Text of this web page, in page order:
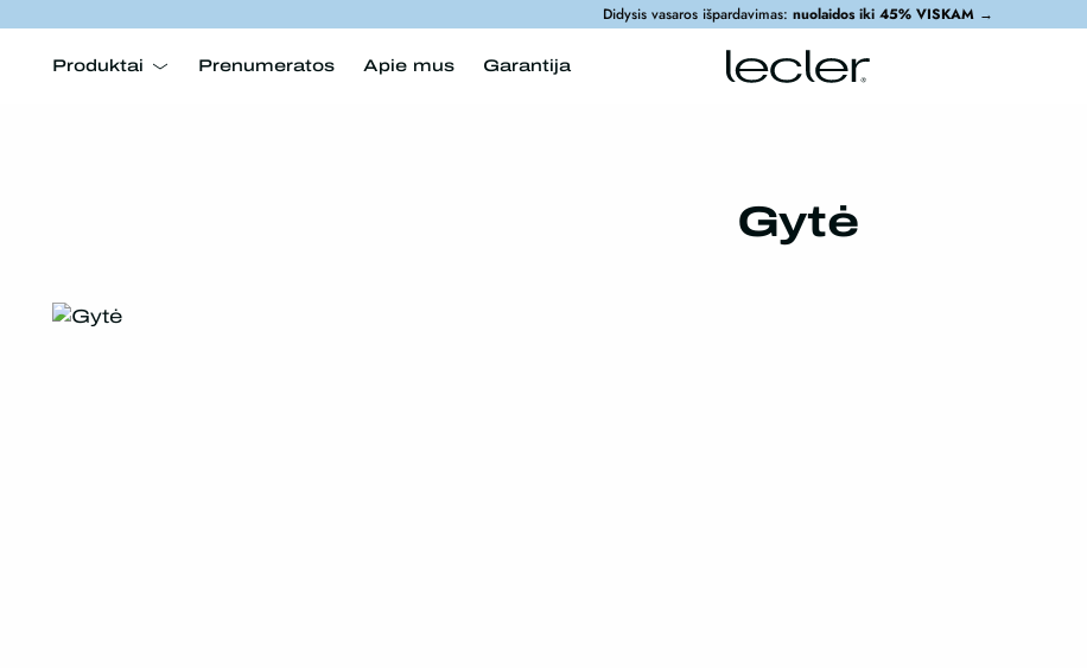
Didysis vasaros išpardavimas: nuolaidos iki 45% VISKAM→
Produktai Prenumeratos Apie mus Garantija
Gytė